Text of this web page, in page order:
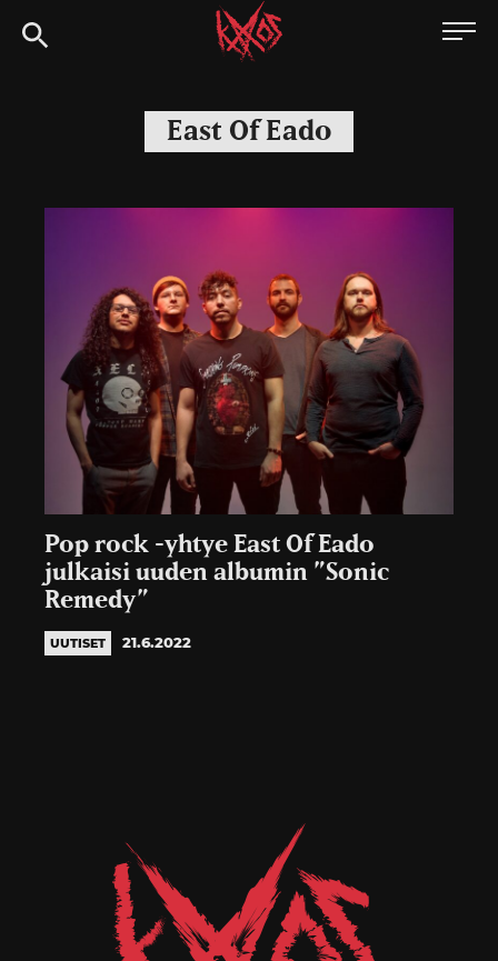
Siirry
suoraan
Kaaoszine
East Of Eado
Pop rock -yhtye East Of Eado
julkaisi uuden albumin ”Sonic
Remedy”
UUTISET 21.6.2022